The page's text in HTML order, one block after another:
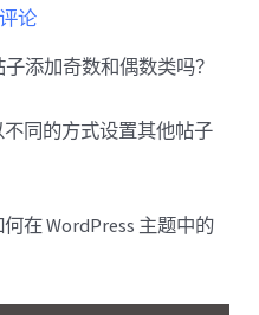
论
添加奇数和偶数类吗？
同的方式设置其他帖子
在 WordPress 主题中的